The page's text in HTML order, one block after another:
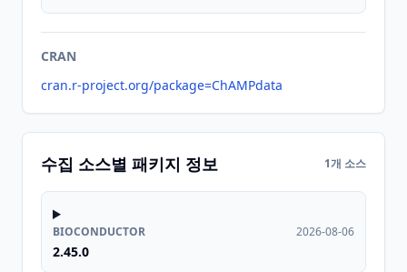
CRAN
cran.r-project.org/package=ChAMPdata
수집 소스별 패키지 정보 1개 소스
BIOCONDUCTOR
2.45.0
2026-08-06